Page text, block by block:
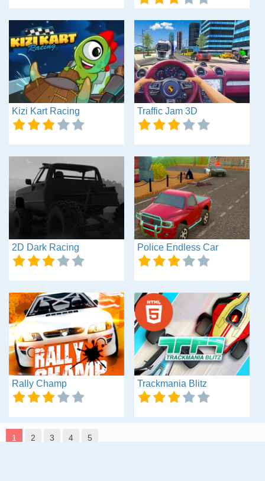
Kizi Kart Racing Traffic Jam 3D
2D Dark Racing Police Endless Car
Rally Champ Trackmania Blitz
1 2 3 4 5